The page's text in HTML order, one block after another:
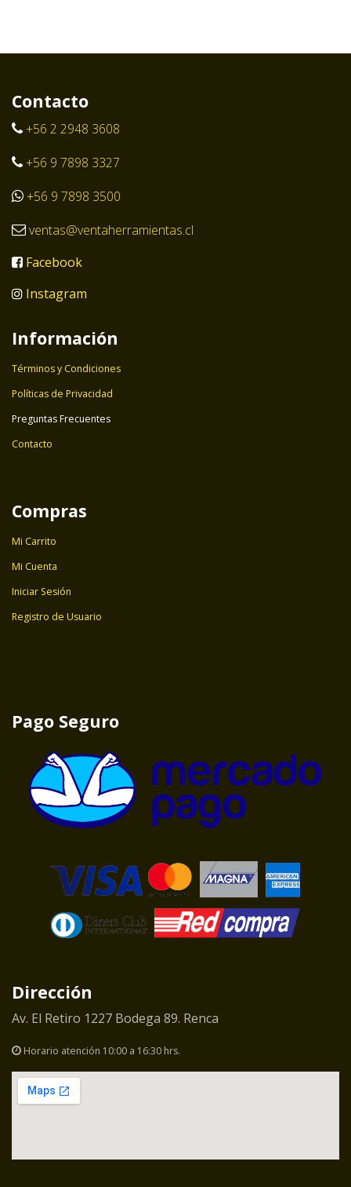
Contacto
+56 2 2948 3608
+56 9 7898 3327
+56 9 7898 3500
ventas@ventaherramientas.cl
Facebook
Instagram
Información
Términos y Condiciones
Políticas de Privacidad
Preguntas Frecuentes
Contacto
Compras
Mi Carrito
Mi Cuenta
Iniciar Sesión
Registro de Usuario
Pago Seguro
Dirección
Av. El Retiro 1227 Bodega 89. Renca
Horario atención 10:00 a 16:30 hrs.